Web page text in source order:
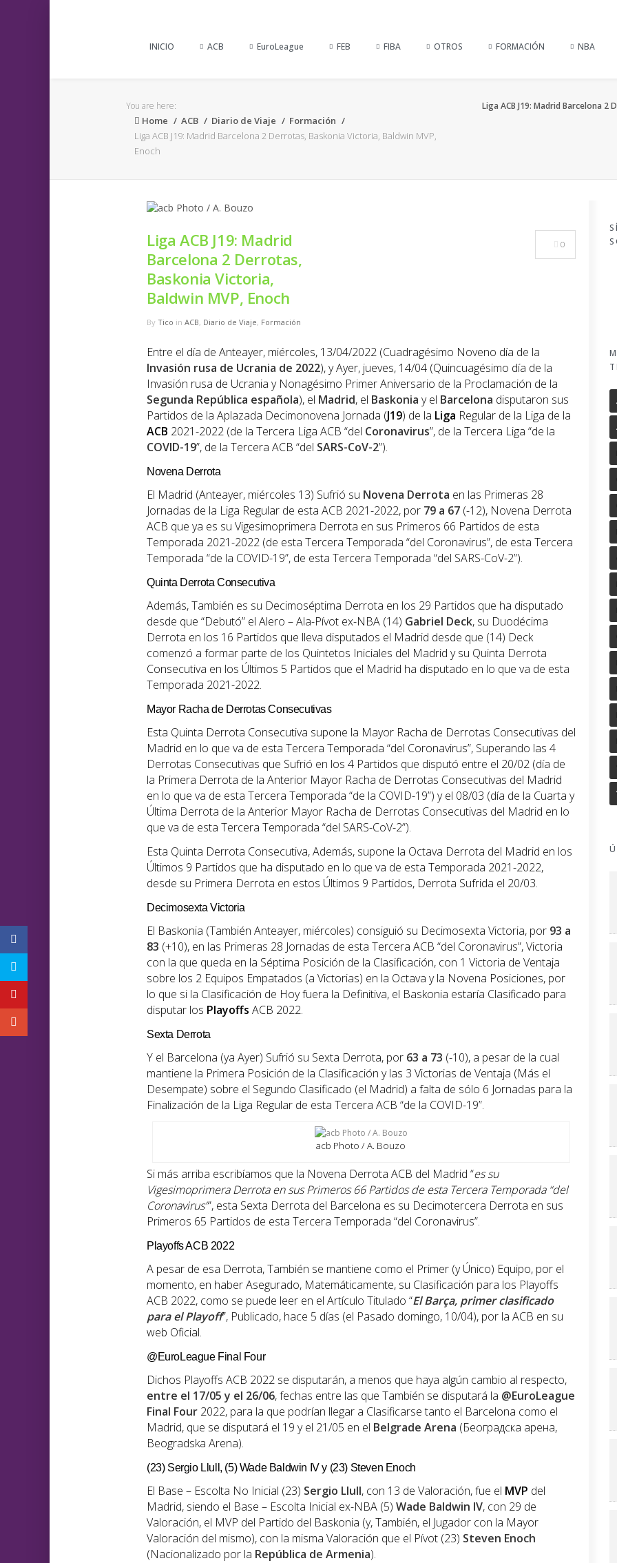
INICIO ACB EuroLeague FEB FIBA OTROS FORMACIÓN NBA
You are here:
Home ACB Diario de Viaje
Formación
Liga ACB J19: Madrid Barcelona 2 Derrotas, Baskonia Victoria, Baldwin MVP,
Enoch
Liga ACB J19: Madrid Barcelona 2
Liga ACB J19: Madrid
Barcelona 2 Derrotas,
Baskonia Victoria,
Baldwin MVP, Enoch
By Tico in ACB, Diario de Viaje, Formación
0
Entre el día de Anteayer, miércoles, 13/04/2022 (Cuadragésimo Noveno día de la
Invasión rusa de Ucrania de 2022), y Ayer, jueves, 14/04 (Quincuagésimo día de la
Invasión rusa de Ucrania y Nonagésimo Primer Aniversario de la Proclamación de la
Segunda República española), el Madrid, el Baskonia y el Barcelona disputaron sus
Partidos de la Aplazada Decimonovena Jornada (J19) de la Liga Regular de la Liga de la
ACB 2021-2022 (de la Tercera Liga ACB “del Coronavirus”, de la Tercera Liga “de la
COVID-19”, de la Tercera ACB “del SARS-CoV-2”).
Novena Derrota
El Madrid (Anteayer, miércoles 13) Sufrió su Novena Derrota en las Primeras 28
Jornadas de la Liga Regular de esta ACB 2021-2022, por 79 a 67 (-12), Novena Derrota
ACB que ya es su Vigesimoprimera Derrota en sus Primeros 66 Partidos de esta
Temporada 2021-2022 (de esta Tercera Temporada “del Coronavirus”, de esta Tercera
Temporada “de la COVID-19”, de esta Tercera Temporada “del SARS-CoV-2”).
Quinta Derrota Consecutiva
Además, También es su Decimoséptima Derrota en los 29 Partidos que ha disputado
desde que “Debutó” el Alero – Ala-Pívot ex-NBA (14) Gabriel Deck, su Duodécima
Derrota en los 16 Partidos que lleva disputados el Madrid desde que (14) Deck
comenzó a formar parte de los Quintetos Iniciales del Madrid y su Quinta Derrota
Consecutiva en los Últimos 5 Partidos que el Madrid ha disputado en lo que va de esta
Temporada 2021-2022.
Mayor Racha de Derrotas Consecutivas
Esta Quinta Derrota Consecutiva supone la Mayor Racha de Derrotas Consecutivas del
Madrid en lo que va de esta Tercera Temporada “del Coronavirus”, Superando las 4
Derrotas Consecutivas que Sufrió en los 4 Partidos que disputó entre el 20/02 (día de
la Primera Derrota de la Anterior Mayor Racha de Derrotas Consecutivas del Madrid
en lo que va de esta Tercera Temporada “de la COVID-19”) y el 08/03 (día de la Cuarta y
Última Derrota de la Anterior Mayor Racha de Derrotas Consecutivas del Madrid en lo
que va de esta Tercera Temporada “del SARS-CoV-2”).
Esta Quinta Derrota Consecutiva, Además, supone la Octava Derrota del Madrid en los
Últimos 9 Partidos que ha disputado en lo que va de esta Temporada 2021-2022,
desde su Primera Derrota en estos Últimos 9 Partidos, Derrota Sufrida el 20/03.
Decimosexta Victoria
El Baskonia (También Anteayer, miércoles) consiguió su Decimosexta Victoria, por 93 a
83 (+10), en las Primeras 28 Jornadas de esta Tercera ACB “del Coronavirus”, Victoria
con la que queda en la Séptima Posición de la Clasificación, con 1 Victoria de Ventaja
sobre los 2 Equipos Empatados (a Victorias) en la Octava y la Novena Posiciones, por
lo que si la Clasificación de Hoy fuera la Definitiva, el Baskonia estaría Clasificado para
disputar los Playoffs ACB 2022.
Sexta Derrota
Y el Barcelona (ya Ayer) Sufrió su Sexta Derrota, por 63 a 73 (-10), a pesar de la cual
mantiene la Primera Posición de la Clasificación y las 3 Victorias de Ventaja (Más el
Desempate) sobre el Segundo Clasificado (el Madrid) a falta de sólo 6 Jornadas para la
Finalización de la Liga Regular de esta Tercera ACB “de la COVID-19”.
acb Photo / A. Bouzo
Si más arriba escribíamos que la Novena Derrota ACB del Madrid “es su
Vigesimoprimera Derrota en sus Primeros 66 Partidos de esta Tercera Temporada “del
Coronavirus””, esta Sexta Derrota del Barcelona es su Decimotercera Derrota en sus
Primeros 65 Partidos de esta Tercera Temporada “del Coronavirus”.
Playoffs ACB 2022
A pesar de esa Derrota, También se mantiene como el Primer (y Único) Equipo, por el
momento, en haber Asegurado, Matemáticamente, su Clasificación para los Playoffs
ACB 2022, como se puede leer en el Artículo Titulado “El Barça, primer clasificado
para el Playoff”, Publicado, hace 5 días (el Pasado domingo, 10/04), por la ACB en su
web Oficial.
@EuroLeague Final Four
Dichos Playoffs ACB 2022 se disputarán, a menos que haya algún cambio al respecto,
entre el 17/05 y el 26/06, fechas entre las que También se disputará la @EuroLeague
Final Four 2022, para la que podrían llegar a Clasificarse tanto el Barcelona como el
Madrid, que se disputará el 19 y el 21/05 en el Belgrade Arena (Београдска арена,
Beogradska Arena).
(23) Sergio Llull, (5) Wade Baldwin IV y (23) Steven Enoch
El Base – Escolta No Inicial (23) Sergio Llull, con 13 de Valoración, fue el MVP del
Madrid, siendo el Base – Escolta Inicial ex-NBA (5) Wade Baldwin IV, con 29 de
Valoración, el MVP del Partido del Baskonia (y, También, el Jugador con la Mayor
Valoración del mismo), con la misma Valoración que el Pívot (23) Steven Enoch
(Nacionalizado por la República de Armenia).